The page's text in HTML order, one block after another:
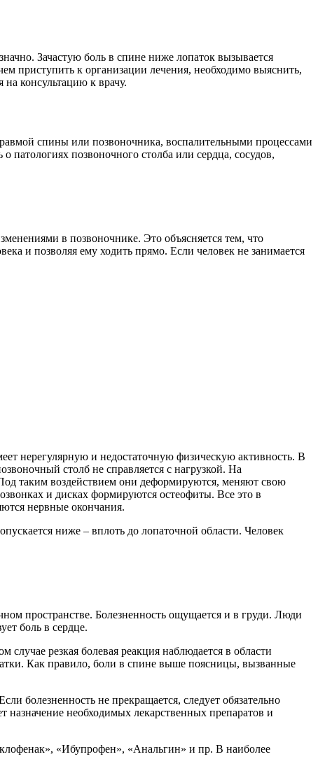
Зачастую боль в спине ниже лопаток вызывается
приступить к организации лечения, необходимо выяснить,
на консультацию к врачу.
спины или позвоночника, воспалительными процессами
патологиях позвоночного столба или сердца, сосудов,
в позвоночнике. Это объясняется тем, что
и позволяя ему ходить прямо. Если человек не занимается
нерегулярную и недостаточную физическую активность. В
столб не справляется с нагрузкой. На
таким воздействием они деформируются, меняют свою
и дисках формируются остеофиты. Все это в
нервные окончания.
ниже – вплоть до лопаточной области. Человек
пространстве. Болезненность ощущается и в груди. Люди
боль в сердце.
резкая болевая реакция наблюдается в области
Как правило, боли в спине выше поясницы, вызванные
болезненность не прекращается, следует обязательно
назначение необходимых лекарственных препаратов и
«Ибупрофен», «Анальгин» и пр. В наиболее